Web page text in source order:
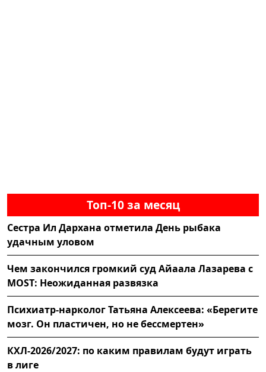
Топ-10 за месяц
Сестра Ил Дархана отметила День рыбака
удачным уловом
Чем закончился громкий суд Айаала Лазарева с
MOST: Неожиданная развязка
Психиатр-нарколог Татьяна Алексеева: «Берегите
мозг. Он пластичен, но не бессмертен»
КХЛ-2026/2027: по каким правилам будут играть
в лиге